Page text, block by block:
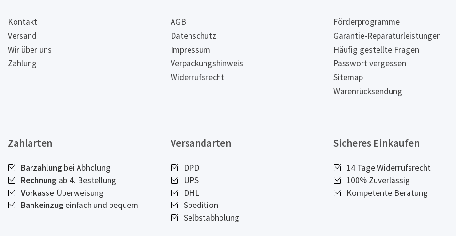
Kontakt
Versand
Wir über uns
Zahlung
AGB
Datenschutz
Impressum
Verpackungshinweis
Widerrufsrecht
Förderprogramme
Garantie-Reparaturleistungen
Häufig gestellte Fragen
Passwort vergessen
Sitemap
Warenrücksendung
Zahlarten
Barzahlung bei Abholung
Rechnung ab 4. Bestellung
Vorkasse Überweisung
Bankeinzug einfach und bequem
Versandarten
DPD
UPS
DHL
Spedition
Selbstabholung
Sicheres Einkaufen
14 Tage Widerrufsrecht
100% Zuverlässig
Kompetente Beratung